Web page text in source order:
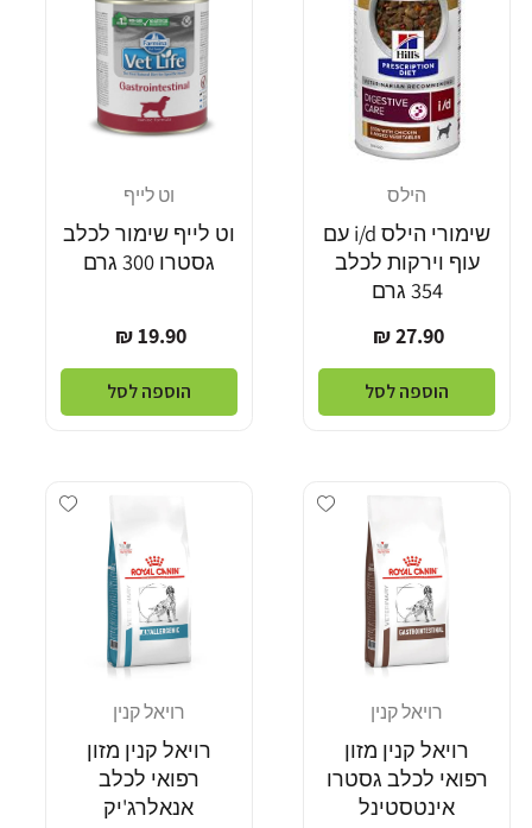
הילס
שימורי הילס i/d עם
עוף וירקות לכלב
354 גרם
מחיר
רגיל
27.90 ₪
הוספה לסל
וט לייף
וט לייף שימור לכלב
גסטרו 300 גרם
מחיר
רגיל
19.90 ₪
הוספה לסל
Add wishlist
רויאל קנין
רויאל קנין מזון
רפואי לכלב גסטרו
אינטסטינל
wishlist
רויאל קנין
רויאל קנין מזון
רפואי לכלב
אנאלרג'יק